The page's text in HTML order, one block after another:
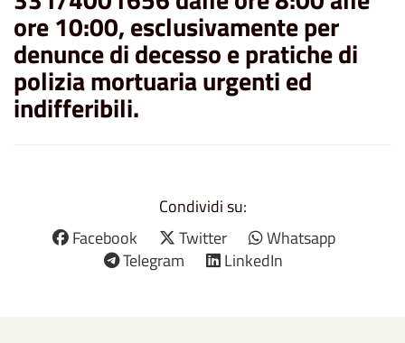
ore 10:00,esclusivamenteper
denunce di decesso e pratiche di
polizia mortuaria urgenti ed
indifferibili.
Condividi su:
Facebook
Twitter
Whatsapp
Telegram
LinkedIn